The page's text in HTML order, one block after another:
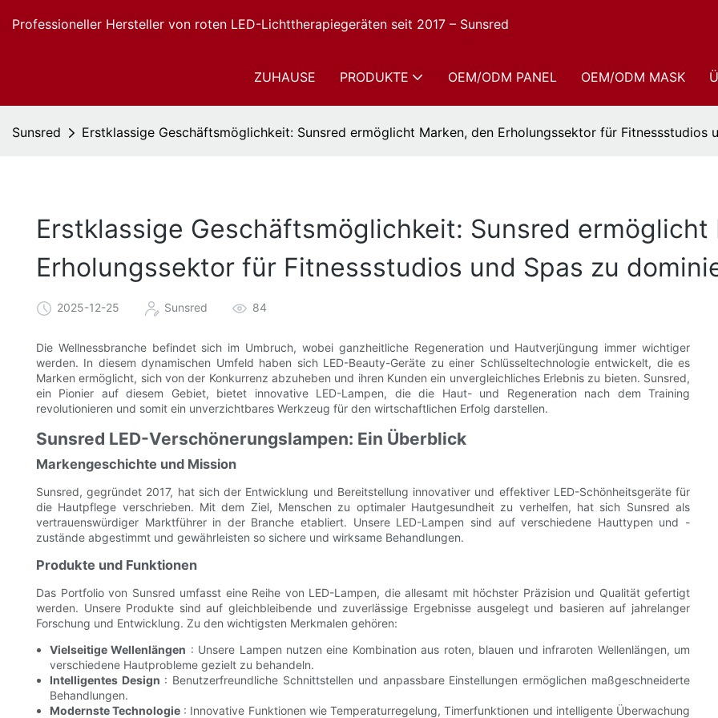
Professioneller Hersteller von roten LED-Lichttherapiegeräten seit 2017 – Sunsred
ZUHAUSE PRODUKTE OEM/ODM PANEL OEM/ODM MASK
Sunsred Erstklassige Geschäftsmöglichkeit: Sunsred ermöglicht Marken, den Erholungssektor für Fitnessstudios
Erstklassige Geschäftsmöglichkeit: Sunsred ermöglicht
Erholungssektor für Fitnessstudios und Spas zu
2025-12-25 Sunsred 84
Die Wellnessbranche befindet sich im Umbruch, wobei ganzheitliche Regeneration und Hautverjüngung immer wichtiger
werden. In diesem dynamischen Umfeld haben sich LED-Beauty-Geräte zu einer Schlüsseltechnologie entwickelt, die es
Marken ermöglicht, sich von der Konkurrenz abzuheben und ihren Kunden ein unvergleichliches Erlebnis zu bieten. Sunsred,
ein Pionier auf diesem Gebiet, bietet innovative LED-Lampen, die die Haut- und Regeneration nach dem Training
revolutionieren und somit ein unverzichtbares Werkzeug für den wirtschaftlichen Erfolg darstellen.
Sunsred LED-Verschönerungslampen: Ein Überblick
Markengeschichte und Mission
Sunsred, gegründet 2017, hat sich der Entwicklung und Bereitstellung innovativer und effektiver LED-Schönheitsgeräte für
die Hautpflege verschrieben. Mit dem Ziel, Menschen zu optimaler Hautgesundheit zu verhelfen, hat sich Sunsred als
vertrauenswürdiger Marktführer in der Branche etabliert. Unsere LED-Lampen sind auf verschiedene Hauttypen und -
zustände abgestimmt und gewährleisten so sichere und wirksame Behandlungen.
Produkte und Funktionen
Das Portfolio von Sunsred umfasst eine Reihe von LED-Lampen, die allesamt mit höchster Präzision und Qualität gefertigt
werden. Unsere Produkte sind auf gleichbleibende und zuverlässige Ergebnisse ausgelegt und basieren auf jahrelanger
Forschung und Entwicklung. Zu den wichtigsten Merkmalen gehören:
Vielseitige Wellenlängen : Unsere Lampen nutzen eine Kombination aus roten, blauen und infraroten Wellenlängen, um
verschiedene Hautprobleme gezielt zu behandeln.
Intelligentes Design : Benutzerfreundliche Schnittstellen und anpassbare Einstellungen ermöglichen maßgeschneiderte
Behandlungen.
Modernste Technologie : Innovative Funktionen wie Temperaturregelung, Timerfunktionen und intelligente Überwachung